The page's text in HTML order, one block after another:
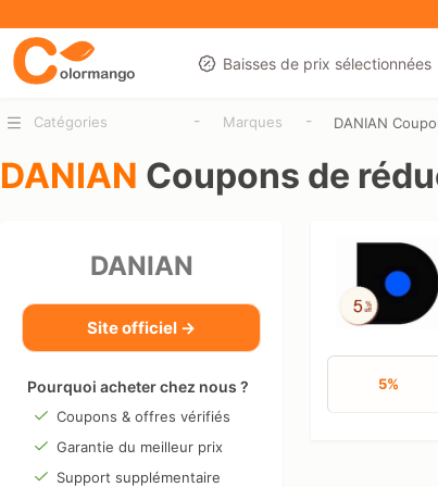
Baisses de prix sélectionnées
Catégories - Marques - DANIAN
DANIAN Coupons de
DANIAN
Site officiel →
Pourquoi acheter chez nous ?
Coupons & offres vérifiés
Garantie du meilleur prix
Support supplémentaire
5%